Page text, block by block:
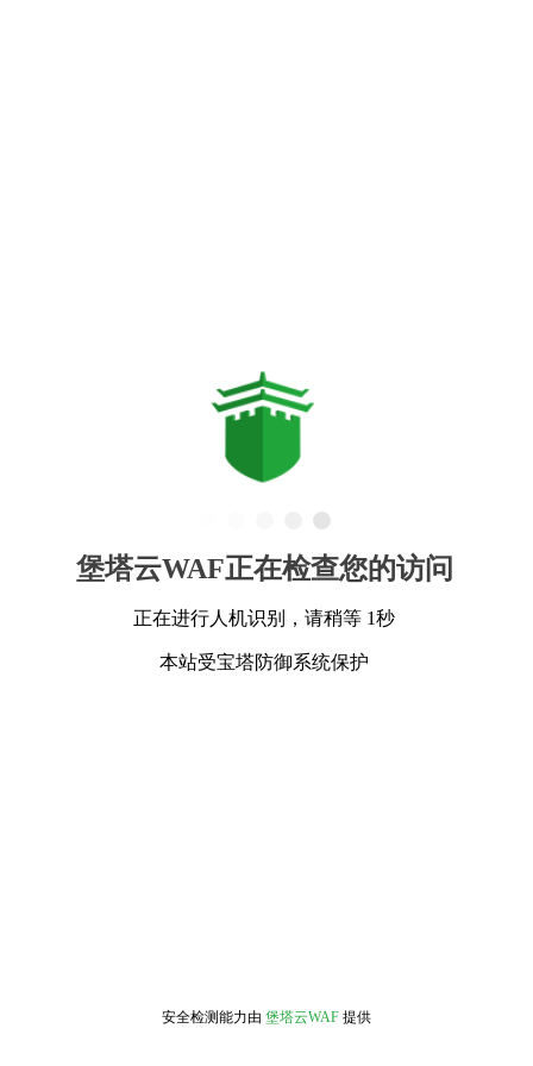
堡塔云WAF正在检查您的访问
正在进行人机识别，请稍等 1秒
本站受宝塔防御系统保护
安全检测能力由 堡塔云WAF 提供